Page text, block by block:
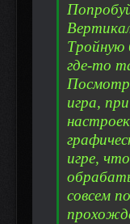
Тройную
где-то
игра,
игре,
совсем